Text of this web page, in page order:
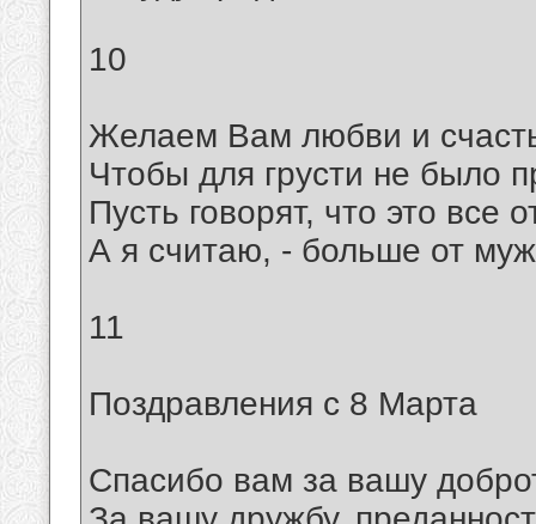
10
Желаем Вам любви и
Чтобы для грусти не было
Пусть говорят, что это все
А я считаю, - больше от
11
Поздравления с 8 Марта
Спасибо вам за вашу